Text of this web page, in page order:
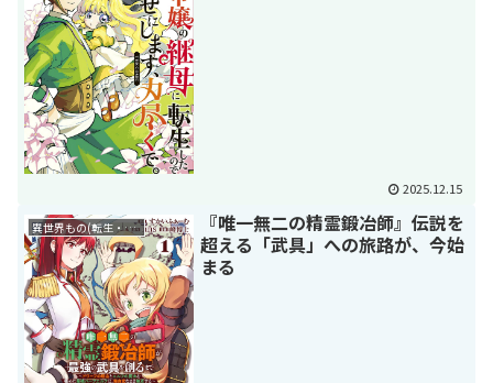
2025.12.15
異世界もの(転生・転移・成り上がり・異世界ファンタジー)
『唯一無二の精霊鍛冶師』伝説を
超える「武具」への旅路が、今始
まる